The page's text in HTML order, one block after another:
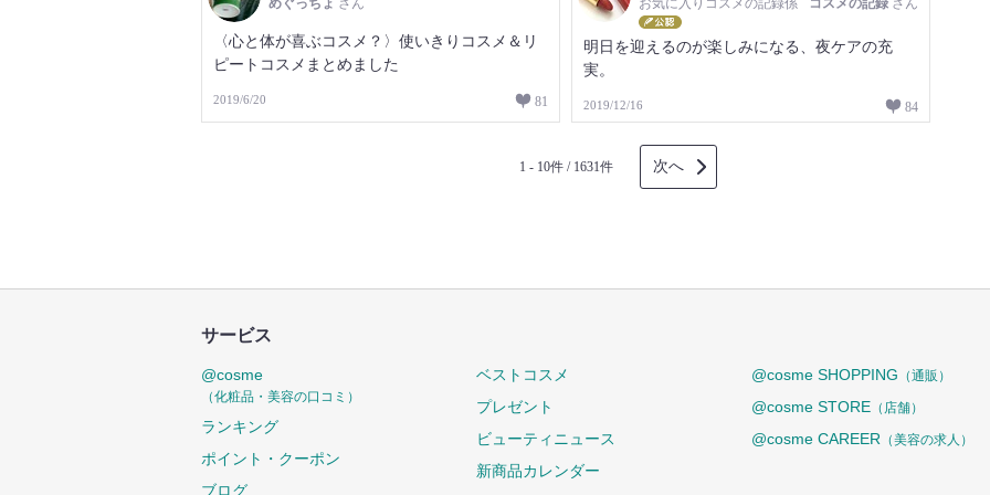
めぐっちょ さん
〈心と体が喜ぶコスメ？〉使いきりコスメ＆リ
ピートコスメまとめました
2019/6/20 81
お気に入りコスメの記録係 コスメの記録 さん
明日を迎えるのが楽しみになる、夜ケアの充
実。
2019/12/16 84
1 - 10件 / 1631件 次へ
サービス
@cosme
（化粧品・美容の口コミ）
ランキング
ポイント・クーポン
ブログ
ベストコスメ
プレゼント
ビューティニュース
新商品カレンダー
@cosme SHOPPING （通販）
@cosme STORE （店舗）
@cosme CAREER （美容の求人）